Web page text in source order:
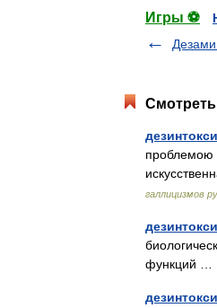
Игры ⚽
Смотреть
проблемою
галлицизмов
функций …